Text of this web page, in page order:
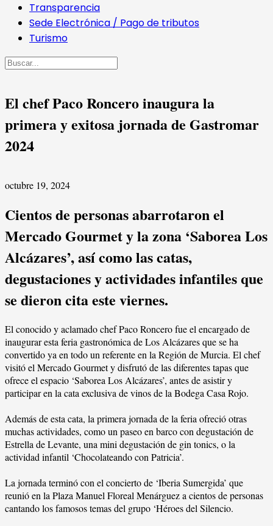
Transparencia
Sede Electrónica / Pago de tributos
Turismo
Buscar
El chef Paco Roncero inaugura la
primera y exitosa jornada de Gastromar
2024
octubre 19, 2024
Cientos de personas abarrotaron el
Mercado Gourmet y la zona ‘Saborea Los
Alcázares’, así como las catas,
degustaciones y actividades infantiles que
se dieron cita este viernes.
El conocido y aclamado chef Paco Roncero fue el encargado de
inaugurar esta feria gastronómica de Los Alcázares que se ha
convertido ya en todo un referente en la Región de Murcia. El chef
visitó el Mercado Gourmet y disfrutó de las diferentes tapas que
ofrece el espacio ‘Saborea Los Alcázares’, antes de asistir y
participar en la cata exclusiva de vinos de la Bodega Casa Rojo.
Además de esta cata, la primera jornada de la feria ofreció otras
muchas actividades, como un paseo en barco con degustación de
Estrella de Levante, una mini degustación de gin tonics, o la
actividad infantil ‘Chocolateando con Patricia’.
La jornada terminó con el concierto de ‘Iberia Sumergida’ que
reunió en la Plaza Manuel Floreal Menárguez a cientos de personas
cantando los famosos temas del grupo ‘Héroes del Silencio.